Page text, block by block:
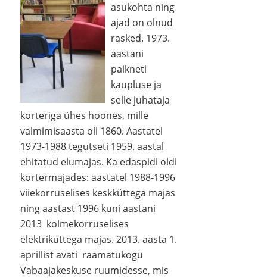
asukohta ning
ajad on olnud
rasked. 1973.
aastani
paikneti
kaupluse ja
selle juhataja
korteriga ühes hoones, mille
valmimisaasta oli 1860. Aastatel
1973-1988 tegutseti 1959. aastal
ehitatud elumajas. Ka edaspidi oldi
kortermajades: aastatel 1988-1996
viiekorruselises keskküttega majas
ning aastast 1996 kuni aastani
2013 kolmekorruselises
elektriküttega majas. 2013. aasta 1.
aprillist avati raamatukogu
Vabaajakeskuse ruumidesse, mis